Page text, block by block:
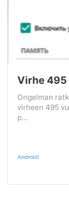
Virhe 495
Ongelman
virheen 495
p...
Androidi